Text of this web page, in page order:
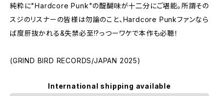
純粋に"Hardcore Punk"の醍醐味が十二分にご堪能。所謂その
スジのリスナーの皆様は勿論のこと、Hardcore Punkファンなら
ば度肝抜かれる&失禁必至!?っつーワケで本作も必聴！
(GRIND BIRD RECORDS/JAPAN 2025)
International shipping available